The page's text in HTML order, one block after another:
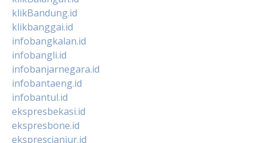
klikBandung.id
klikbanggai.id
infobangkalan.id
infobangli.id
infobanjarnegara.id
infobantaeng.id
infobantul.id
ekspresbekasi.id
ekspresbone.id
eksprescianjur.id